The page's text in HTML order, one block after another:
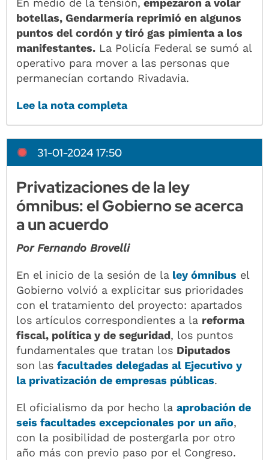
En medio de la tensión, empezaron a volar
botellas, Gendarmería reprimió en algunos
puntos del cordón y tiró gas pimienta a los
manifestantes. La Policía Federal se sumó al
operativo para mover a las personas que
permanecían cortando Rivadavia.
Lee la nota completa
31-01-2024 17:50
Privatizaciones de la ley
ómnibus: el Gobierno se acerca
a un acuerdo
Por Fernando Brovelli
En el inicio de la sesión de la ley ómnibus el
Gobierno volvió a explicitar sus prioridades
con el tratamiento del proyecto: apartados
los artículos correspondientes a la reforma
fiscal, política y de seguridad, los puntos
fundamentales que tratan los Diputados
son lasfacultades delegadas al Ejecutivo y
la privatización de empresas públicas.
El oficialismo da por hecho laaprobación de
seisfacultades excepcionales por un año,
con la posibilidad de postergarla por otro
año más con previo paso por el Congreso.